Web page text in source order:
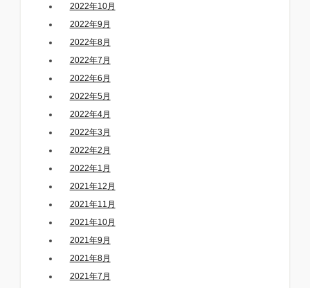
2022年10月
2022年9月
2022年8月
2022年7月
2022年6月
2022年5月
2022年4月
2022年3月
2022年2月
2022年1月
2021年12月
2021年11月
2021年10月
2021年9月
2021年8月
2021年7月